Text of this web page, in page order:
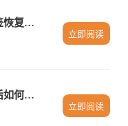
google浏览器多标签恢复实测方法
立即阅读
google浏览器下载后如何高效管理浏览器插件分组
立即阅读